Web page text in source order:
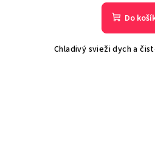
Do
Chladivý svieži dych a